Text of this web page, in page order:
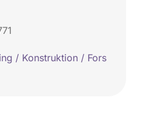
/ Konstruktion / Fors